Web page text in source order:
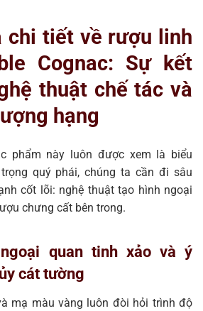
chi tiết về rượu linh
Cognac: Sự kết
thuật chế tác và
hạng
phẩm này luôn được xem là biểu
quý phái, chúng ta cần đi sâu
cốt lõi: nghệ thuật tạo hình ngoại
chưng cất bên trong.
quan tinh xảo và ý
cát tường
mạ màu vàng luôn đòi hỏi trình độ